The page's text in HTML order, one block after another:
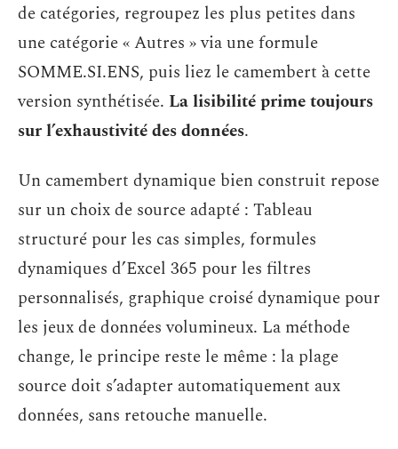
de catégories, regroupez les plus petites dans
une catégorie « Autres » via une formule
SOMME.SI.ENS, puis liez le camembert à cette
version synthétisée. La lisibilité prime toujours
sur l’exhaustivité des données.
Un camembert dynamique bien construit repose
sur un choix de source adapté : Tableau
structuré pour les cas simples, formules
dynamiques d’Excel 365 pour les filtres
personnalisés, graphique croisé dynamique pour
les jeux de données volumineux. La méthode
change, le principe reste le même : la plage
source doit s’adapter automatiquement aux
données, sans retouche manuelle.